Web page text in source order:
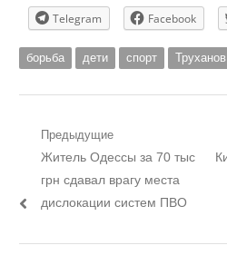
Telegram Facebook
борьба дети спорт Труханов
Навигация
записям
Предыдущие
Предыдущий
пост:
Житель Одессы за 70 тыс
грн сдавал врагу места
дислокации систем ПВО